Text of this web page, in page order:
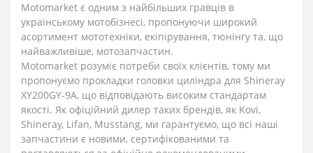
Motomarket є одним з найбільших гравців в
українському мотобізнесі, пропонуючи широкий
асортимент мототехніки, екіпірування, тюнінгу та, що
найважливіше, мотозапчастин.
Motomarket розуміє потреби своїх клієнтів, тому ми
пропонуємо прокладки головки циліндра для Shineray
XY200GY-9A, що відповідають високим стандартам
якості. Як офіційний дилер таких брендів, як Kovi,
Shineray, Lifan, Musstang, ми гарантуємо, що всі наші
запчастини є новими, сертифікованими та